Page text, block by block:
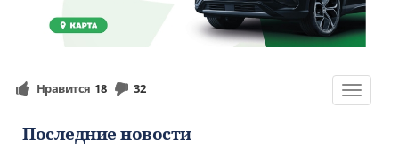
Toggle
Нравится 18 32
Последние новости